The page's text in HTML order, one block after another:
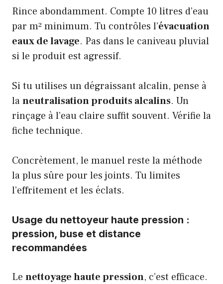
Rince abondamment. Compte 10 litres d’eau
par m² minimum. Tu contrôles l’évacuation
eaux de lavage. Pas dans le caniveau pluvial
si le produit est agressif.
Si tu utilises un dégraissant alcalin, pense à
laneutralisation produits alcalins. Un
rinçage à l’eau claire suffit souvent. Vérifie la
fiche technique.
Concrètement, le manuel reste la méthode
la plus sûre pour les joints. Tu limites
l’effritement et les éclats.
Usage du nettoyeur haute pression :
pression, buse et distance
recommandées
Le nettoyage haute pression, c’est efficace.